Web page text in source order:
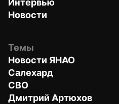
Интервью
Новости
Темы
Новости ЯНАО
Салехард
СВО
Дмитрий Артюхов